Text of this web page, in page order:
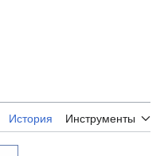
История Инструменты